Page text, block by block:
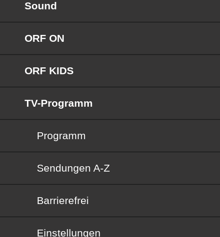
Sound
ORF ON
ORF KIDS
TV-Programm
Programm
Sendungen von A bis Z
Sendungen A-Z
Barrierefrei
Barrierefrei
Einstellungen